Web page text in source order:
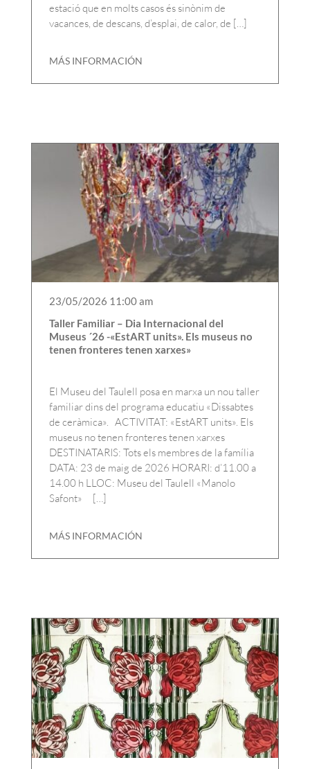
estació que en molts casos és sinònim de
vacances, de descans, d’esplai, de calor, de […]
MÁS INFORMACIÓN
23/05/2026 11:00 am
Taller Familiar – Dia Internacional del
Museus ´26 -«EstART units». Els museus no
tenen fronteres tenen xarxes»
El Museu del Taulell posa en marxa un nou taller
familiar dins del programa educatiu «Dissabtes
de ceràmica». ACTIVITAT: «EstART units». Els
museus no tenen fronteres tenen xarxes
DESTINATARIS: Tots els membres de la família
DATA: 23 de maig de 2026 HORARI: d’11.00 a
14.00 h LLOC: Museu del Taulell «Manolo
Safont» […]
MÁS INFORMACIÓN